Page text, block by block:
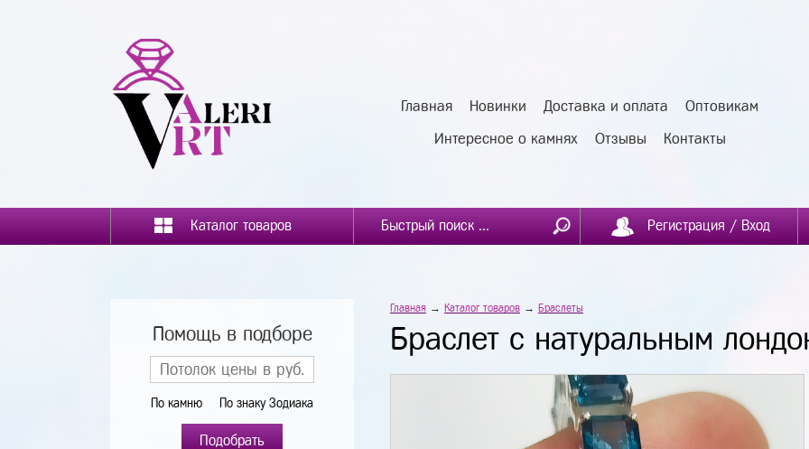
Главная Новинки Доставка и оплата Оптовикам
Интересное о камнях Отзывы Контакты
Каталог товаров Регистрация / Вход
Помощь в подборе
По камню По знаку Зодиака
Подобрать
Главная → Каталог товаров → Браслеты
Браслет с натуральным